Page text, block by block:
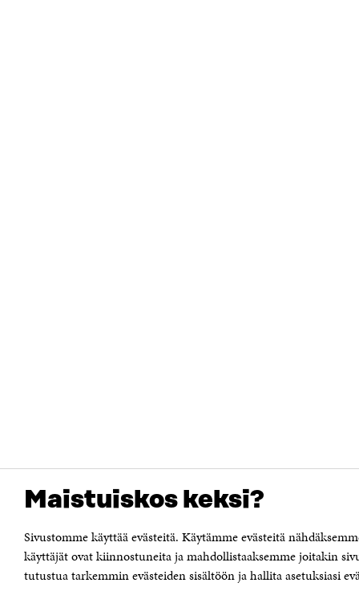
Maistuiskos keksi?
Sivustomme käyttää evästeitä. Käytämme evästeitä
käyttäjät ovat kiinnostuneita ja mahdollistaaksemme joitakin
tutustua tarkemmin evästeiden sisältöön ja hallita asetuksiasi